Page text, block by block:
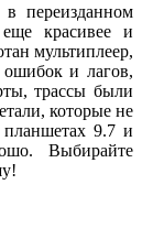
переизданном
красивее и
мультиплеер,
ошибок и лагов,
трассы были
которые не
9.7 и
Выбирайте